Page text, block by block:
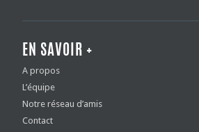
EN SAVOIR +
A propos
L’équipe
Notre réseau d’amis
Contact